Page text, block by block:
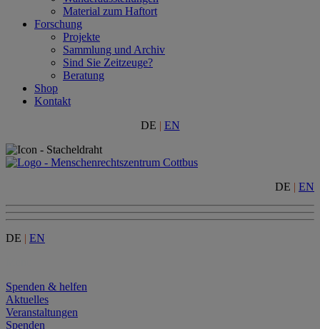
Material zum Haftort
Forschung
Projekte
Sammlung und Archiv
Sind Sie Zeitzeuge?
Beratung
Shop
Kontakt
DE | EN
DE | EN
DE | EN
Spenden & helfen
Aktuelles
Veranstaltungen
Spenden